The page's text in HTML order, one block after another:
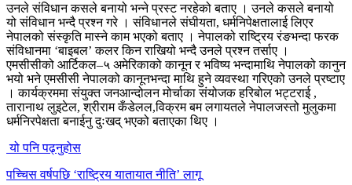
उनले संविधान कसले बनायो भन्ने प्रस्ट नरहेको बताए । उनले कसले बनायो
यो संविधान भन्दै प्रश्न गरे । संविधानले संघीयता, धर्मनिपेक्षतालाई लिएर
नेपालको संस्कृति मास्ने काम भएको बताए । नेपालको राष्ट्रिय रंङभन्दा फरक
संविधानमा ‘बाइबल’ कलर किन राखियो भन्दै उनले प्रश्न तर्साए ।
एमसीसीको आर्टिकल–५ अमेरिकाको कानून र भविष्य भन्दामाथि नेपालको कानुन
भयो भने एमसीसी नेपालको कानूनभन्दा माथि हुने व्यवस्था गरिएको उनले प्रष्टाए
। कार्यक्रममा संयुक्त जनआन्दोलन मोर्चाका संयोजक हरिबोल भट्टराई ,
तारानाथ लुइटेल, श्रीराम कँडेलल,विक्रम बम लगायतले नेपालजस्तो मुलुकमा
धर्मनिरपेक्षता बनाईनु दुःखद् भएको बताएका थिए ।
यो पनि पढ्नुहोस
पच्चिस वर्षपछि ‘राष्ट्रिय यातायात नीति’ लागू